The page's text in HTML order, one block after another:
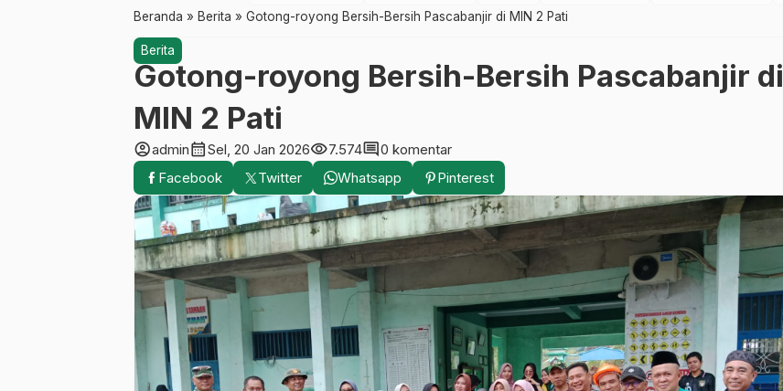
Beranda » Berita » Gotong-royong Bersih-Bersih Pascabanjir di MIN 2 Pati
Berita
Gotong-royong Bersih-Bersih Pascabanjir di
MIN 2 Pati
account_circleadmincalendar_monthSel, 20 Jan 2026visibility7.574comment0 komentar
Facebook
Twitter Whatsapp Pinterest